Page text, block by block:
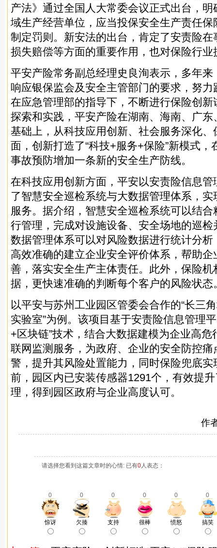
产法》通过全国人大常委会议正式出台，
域生产经营单位，应当投保安全生产责任
制定罚则。新安法的出台，肯定了安责险
损失赔偿等方面的重要作用，也对保险行业
平安产险常务副总经理史良洵表示，多年
响应银保监会及安全主管部门的要求，努
在应急管理部的指导下，不断进行保险创
探索和实践，平安产险在湖南、海南、广
基础上，从科技应用创新、社会服务深化
面，创新打造了“科技+服务+保险”新模式
事故预防增加一条新的安全生产防线。
在科技应用创新方面，平安以安责险信息
了智慧安全巡检系统与大数据管理体系，
服务。据介绍，智慧安全巡检系统可以结
行管理，完成对设施设备、安全场地的巡
数据管理体系可以对风险数据进行统计分
高效准确的建立企业安全评价体系，帮助
善，落实安全生产主体责任。此外，保险
据，更快速准确的判断每个客户的风险状态
以平安与苏州工业园区管委会合作的“长三
实验室”为例。该项目基于安责险信息管理
+区块链”技术，结合大数据建模为企业高
联网监测服务，为政府、企业的安全防控
警，提升其风险处置能力，同时保险兜底
前，园区内已安装传感器1291个，有效提
理，得到园区政府与企业高度认可。
作
请选择您看到这篇文章时的心情: 已有0人表态：
0 0 0 0 0 0
惊讶 欠揍 支持 很棒 愤怒 搞笑